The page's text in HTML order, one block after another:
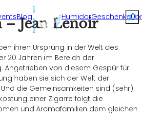
Blog HumidorGeschenke
– Jean Lenoir
ihren Ursprung in der Welt des
20 Jahren im Bereich der
Angetrieben von diesem Gespür für
haben sie sich der Welt der
die Gemeinsamkeiten sind (sehr)
einer Zigarre folgt die
und Aromafamilien dem gleichen